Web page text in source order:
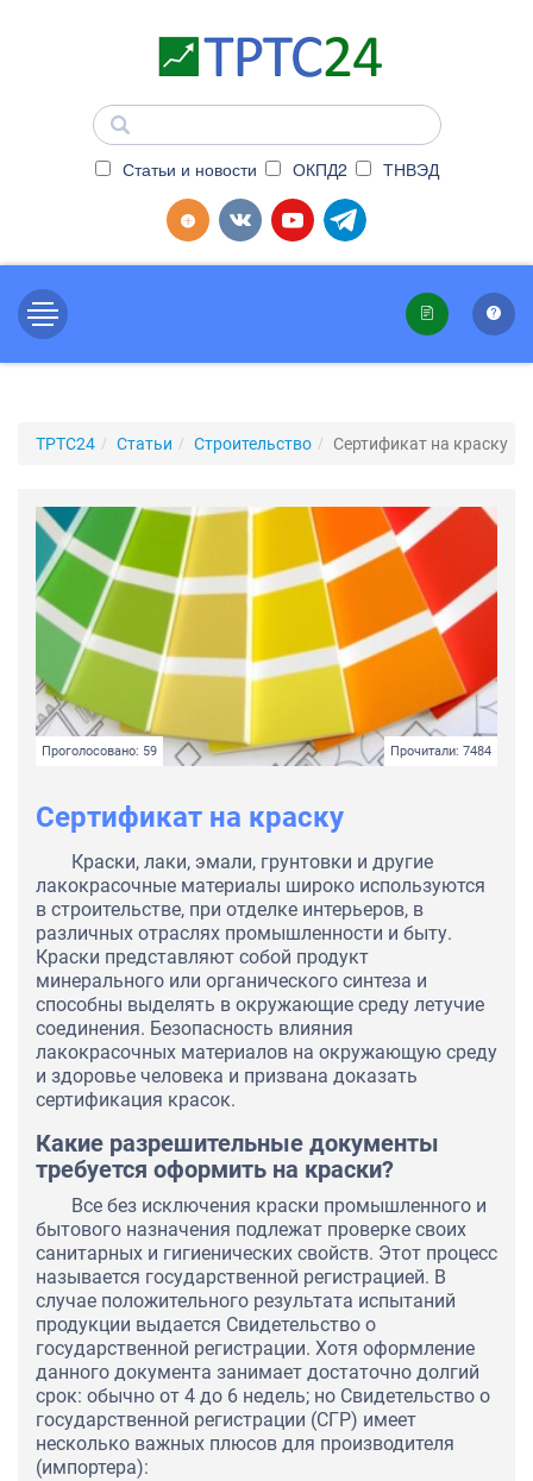
Статьи и новости ОКПД2 ТНВЭД
ТРТС24 Статьи Строительство Сертификат на краску
Проголосовано: 59 Прочитали: 7484
Сертификат на краску
Краски, лаки, эмали, грунтовки и другие
лакокрасочные материалы широко используются
в строительстве, при отделке интерьеров, в
различных отраслях промышленности и быту.
Краски представляют собой продукт
минерального или органического синтеза и
способны выделять в окружающие среду летучие
соединения. Безопасность влияния
лакокрасочных материалов на окружающую среду
и здоровье человека и призвана доказать
сертификация красок.
Какие разрешительные документы
требуется оформить на краски?
Все без исключения краски промышленного и
бытового назначения подлежат проверке своих
санитарных и гигиенических свойств. Этот процесс
называется государственной регистрацией. В
случае положительного результата испытаний
продукции выдается Свидетельство о
государственной регистрации. Хотя оформление
данного документа занимает достаточно долгий
срок: обычно от 4 до 6 недель; но Свидетельство о
государственной регистрации (СГР) имеет
несколько важных плюсов для производителя
(импортера):